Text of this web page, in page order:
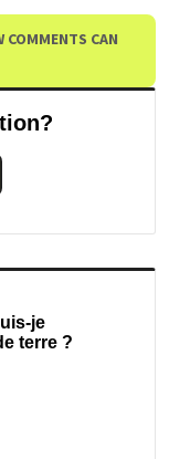
COMMENTS CAN
je
terre ?